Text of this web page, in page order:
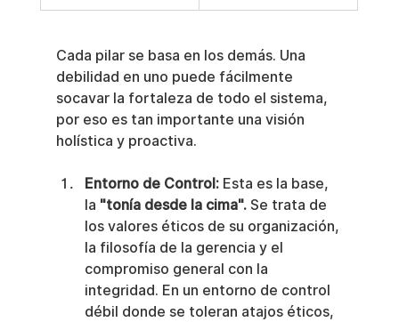
Cada pilar se basa en los demás. Una
debilidad en uno puede fácilmente
socavar la fortaleza de todo el sistema,
por eso es tan importante una visión
holística y proactiva.
Entorno de Control: Esta es la base,
la "tonía desde la cima". Se trata de
los valores éticos de su organización,
la filosofía de la gerencia y el
compromiso general con la
integridad. En un entorno de control
débil donde se toleran atajos éticos,